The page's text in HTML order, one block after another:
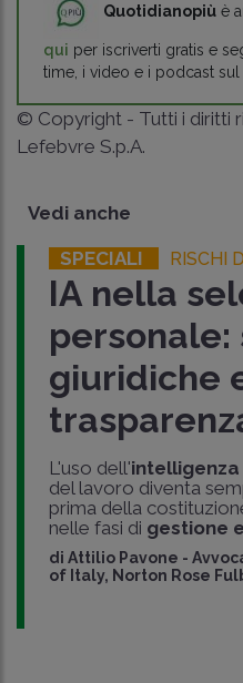
Quotidianopiù è
qui per iscriverti gratis e
time, i video e i podcast sul
© Copyright - Tutti i diritti
Lefebvre S.p.A.
Vedi anche
SPECIALI RISCHI
IA nella
personale:
giuridiche
L'uso dell'
del lavoro diventa
prima della
nelle fasi di gestione
di Attilio Pavone -
of Italy, Norton Rose